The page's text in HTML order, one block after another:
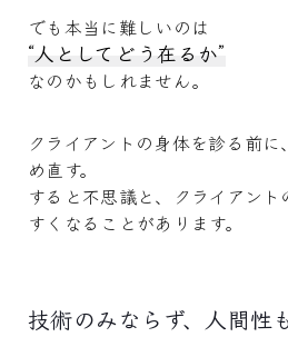
でも本当に難しいのは
“人としてどう在るか”
なのかもしれません。
クライアントの身体を診る前
め直す。
すると不思議と、クライアン
すくなることがあります。
技術のみならず、人間性